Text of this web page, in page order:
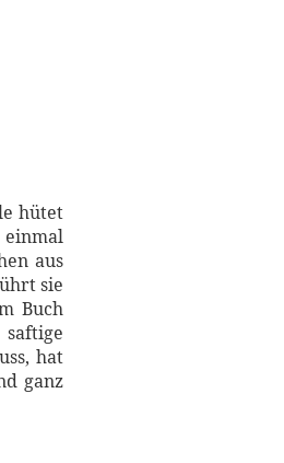
hütet
einmal
aus
sie
Buch
hat
ganz